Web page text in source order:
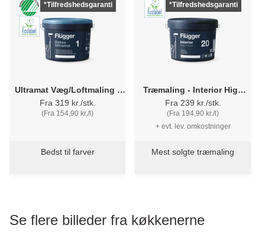
*Tilfredshedsgaranti
Ultramat Væg/Loftmaling -
Flügger Dekso 1
Fra 319 kr./stk.
(Fra 154,90 kr./l)
Bedst til farver
*Tilfredshedsgaranti
Træmaling - Interior High
Finish 20 Flügger
Fra 239 kr./stk.
(Fra 194,90 kr./l)
+ evt. lev. omkostninger
Mest solgte træmaling
Se flere billeder fra køkkenerne